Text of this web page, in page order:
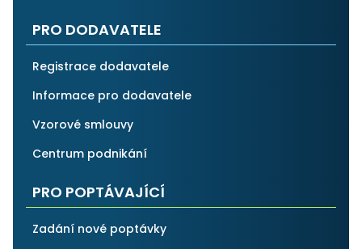
PRO DODAVATELE
Registrace dodavatele
Informace pro dodavatele
Vzorové smlouvy
Centrum podnikání
PRO POPTÁVAJÍCÍ
Zadání nové poptávky